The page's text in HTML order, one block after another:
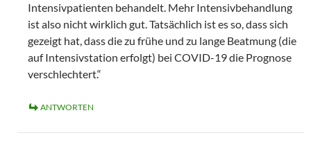
Intensivpatienten behandelt. Mehr Intensivbehandlung
ist also nicht wirklich gut. Tatsächlich ist es so, dass sich
gezeigt hat, dass die zu frühe und zu lange Beatmung (die
auf Intensivstation erfolgt) bei COVID-19 die Prognose
verschlechtert.“
ANTWORTEN